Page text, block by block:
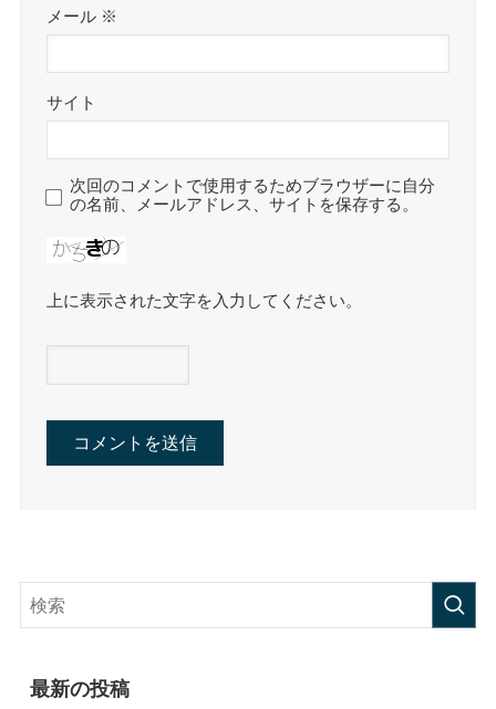
メール ※
サイト
次回のコメントで使用するためブラウザーに自分
の名前、メールアドレス、サイトを保存する。
上に表示された文字を入力してください。
最新の投稿